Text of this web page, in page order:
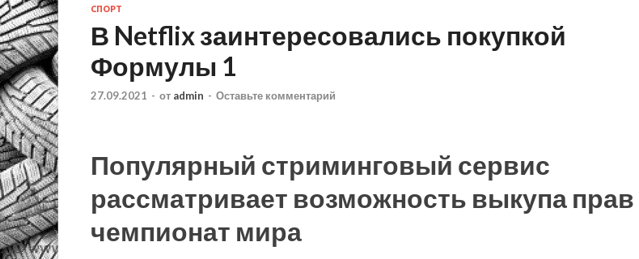
СПОРТ
В Netflix заинтересовались покупкой
Формулы 1
27.09.2021 - от admin - Оставьте комментарий
Популярный стриминговый сервис
рассматривает возможность выкупа прав
чемпионат мира